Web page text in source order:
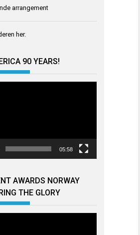
arrangement
her.
90 YEARS!
05:58
AWARDS NORWAY
THE GLORY